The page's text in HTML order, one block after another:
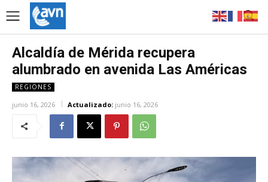
Alcaldía de Mérida recupera
alumbrado en avenida Las Américas
REGIONES
junio 16, 2026 Actualizado: junio 16, 2026